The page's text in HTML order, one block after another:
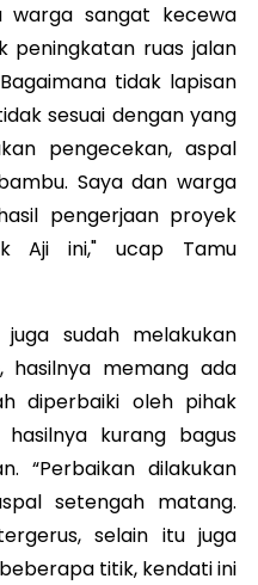
warga sangat kecewa
peningkatan ruas jalan
tidak lapisan
sesuai dengan yang
pengecekan, aspal
Saya dan warga
pengerjaan proyek
Aji ini," ucap Tamu
sudah melakukan
hasilnya memang ada
diperbaiki oleh pihak
kurang bagus
“Perbaikan dilakukan
setengah matang.
selain itu juga
titik, kendati ini